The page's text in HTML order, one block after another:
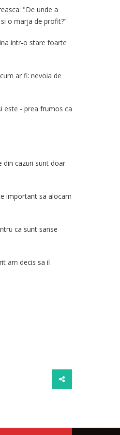
"De unde a
o marja de profit?"
intr-o stare foarte
ar fi: nevoia de
este - prea frumos ca
din cazuri sunt doar
important sa alocam
ca sunt sanse
am decis sa il